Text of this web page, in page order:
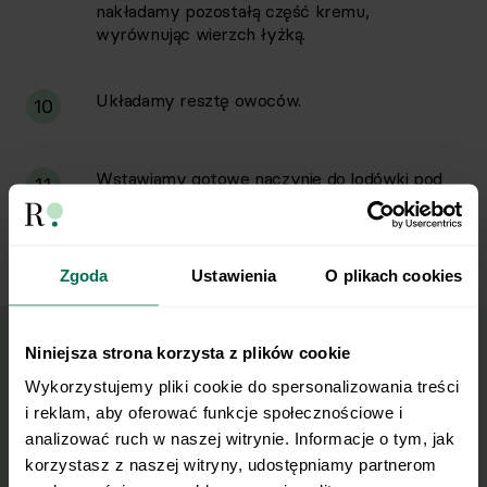
Zgoda Ustawienia O plikach cookies
Niniejsza strona korzysta z plików cookie
Wykorzystujemy pliki cookie do spersonalizowania treści
i reklam, aby oferować funkcje społecznościowe i
analizować ruch w naszej witrynie. Informacje o tym, jak
korzystasz z naszej witryny, udostępniamy partnerom
nakładamy pozostałą część kremu,
wyrównując wierzch łyżką.
10 Układamy resztę owoców.
11
Wstawiamy gotowe naczynie do lodówki pod
przykryciem na minimum 2 godziny, aby
Wyślij przepis na e-mail
Nasze najlepsze przepisy, prosto na Twoja
skrzynkę e-mail.